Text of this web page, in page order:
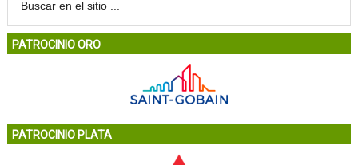
PATROCINIO ORO
PATROCINIO PLATA